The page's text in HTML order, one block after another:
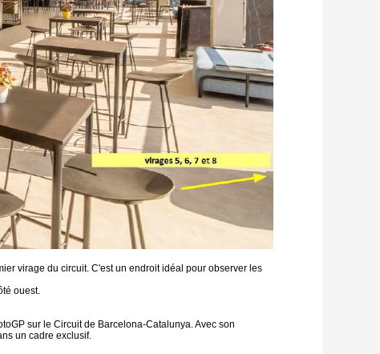
virage du circuit. C'est un endroit idéal pour observer les
ouest.
sur le Circuit de Barcelona-Catalunya. Avec son
un cadre exclusif.